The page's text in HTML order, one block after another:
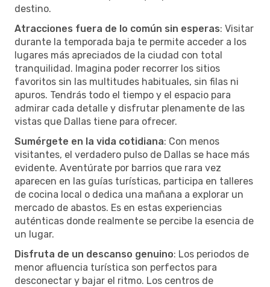
destino.
Atracciones fuera de lo común sin esperas: Visitar
durante la temporada baja te permite acceder a los
lugares más apreciados de la ciudad con total
tranquilidad. Imagina poder recorrer los sitios
favoritos sin las multitudes habituales, sin filas ni
apuros. Tendrás todo el tiempo y el espacio para
admirar cada detalle y disfrutar plenamente de las
vistas que Dallas tiene para ofrecer.
Sumérgete en la vida cotidiana: Con menos
visitantes, el verdadero pulso de Dallas se hace más
evidente. Aventúrate por barrios que rara vez
aparecen en las guías turísticas, participa en talleres
de cocina local o dedica una mañana a explorar un
mercado de abastos. Es en estas experiencias
auténticas donde realmente se percibe la esencia de
un lugar.
Disfruta de un descanso genuino: Los periodos de
menor afluencia turística son perfectos para
desconectar y bajar el ritmo. Los centros de